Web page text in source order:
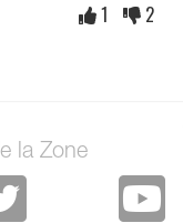
1 2
la Zone